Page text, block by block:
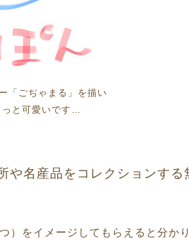
「ごぢゃまる」を描い
っと可愛いです…
や名産品をコレクションする
）をイメージしてもらえると分か